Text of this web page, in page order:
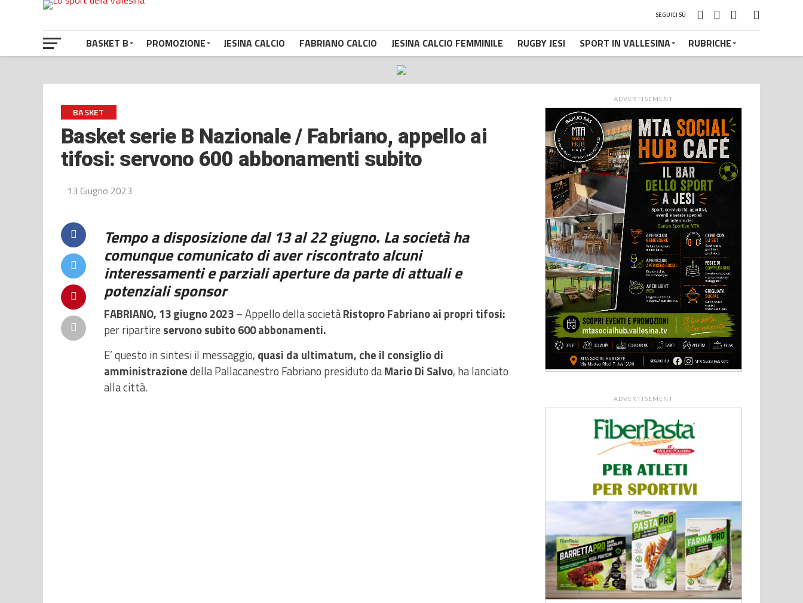
SEGUICI SU
BASKET B PROMOZIONE JESINA CALCIO FABRIANO CALCIO JESINA CALCIO FEMMINILE RUGBY JESI SPORT IN VALLESINA RUBRICHE
BASKET
Basket serie B Nazionale / Fabriano, appello ai
tifosi: servono 600 abbonamenti subito
13 Giugno 2023
Tempo a disposizione dal 13 al 22 giugno. La società ha
comunque comunicato di aver riscontrato alcuni
interessamenti e parziali aperture da parte di attuali e
potenziali sponsor
FABRIANO, 13 giugno 2023– Appello della societàRistopro Fabriano ai propri tifosi:
per ripartire servono subito 600 abbonamenti.
E’ questo in sintesi il messaggio, quasi da ultimatum, che il consiglio di
amministrazionedella Pallacanestro Fabriano presiduto daMario Di Salvo, ha lanciato
alla città.
ADVERTISEMENT
ADVERTISEMENT